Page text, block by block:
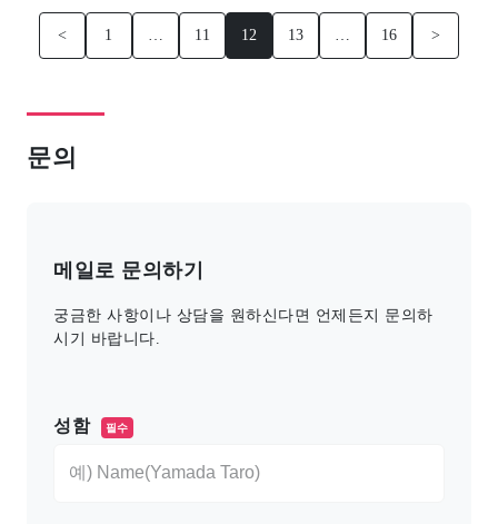
< 1 … 11 12 13 … 16 >
문의
메일로 문의하기
궁금한 사항이나 상담을 원하신다면 언제든지 문의하
시기 바랍니다.
성함 필수